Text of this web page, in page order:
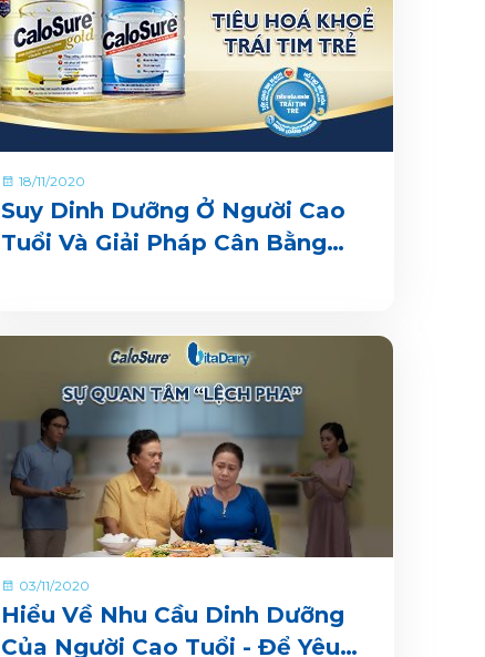
18/11/2020
Suy Dinh Dưỡng Ở Người Cao
Tuổi Và Giải Pháp Cân Bằng
03/11/2020
Hiểu Về Nhu Cầu Dinh Dưỡng
Của Người Cao Tuổi - Để Yêu